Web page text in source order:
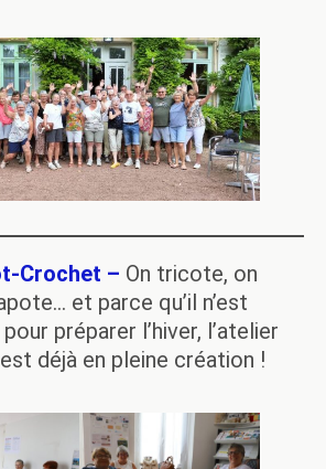
Crochet – On tricote, on
et parce qu’il n’est
préparer l’hiver, l’atelier
déjà en pleine création !